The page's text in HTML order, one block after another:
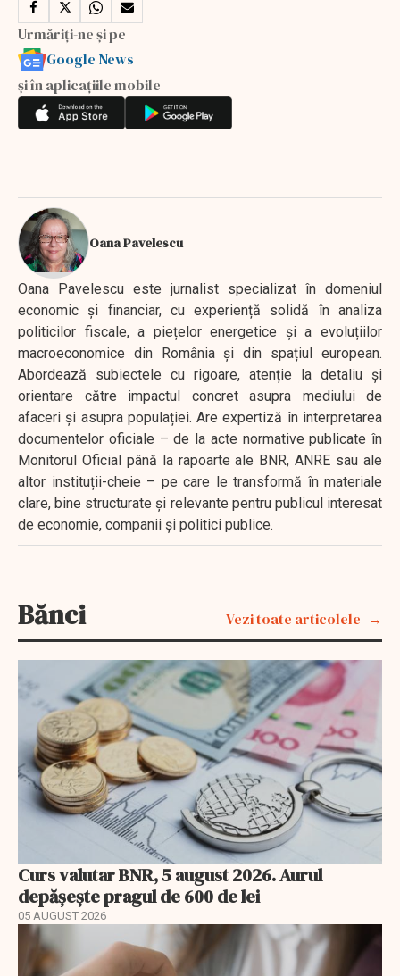
Urmăriți-ne și pe
Google News
și în aplicațiile mobile
Oana Pavelescu
Oana Pavelescu este jurnalist specializat în domeniul
economic și financiar, cu experiență solidă în analiza
politicilor fiscale, a piețelor energetice și a evoluțiilor
macroeconomice din România și din spațiul european.
Abordează subiectele cu rigoare, atenție la detaliu și
orientare către impactul concret asupra mediului de
afaceri și asupra populației. Are expertiză în interpretarea
documentelor oficiale – de la acte normative publicate în
Monitorul Oficial până la rapoarte ale BNR, ANRE sau ale
altor instituții-cheie – pe care le transformă în materiale
clare, bine structurate și relevante pentru publicul interesat
de economie, companii și politici publice.
Bănci Vezi toate articolele
Curs valutar BNR, 5 august 2026. Aurul
depășește pragul de 600 de lei
05 AUGUST 2026